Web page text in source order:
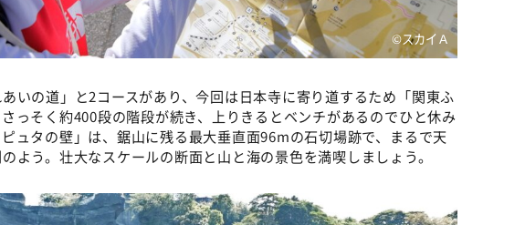
©️スカイＡ
あいの道」と2コースがあり、今回は日本寺に寄り道するため「関東ふ
っそく約400段の階段が続き、上りきるとベンチがあるのでひと休み
ュタの壁」は、鋸山に残る最大垂直面96mの石切場跡で、まるで天
よう。壮大なスケールの断面と山と海の景色を満喫しましょう。